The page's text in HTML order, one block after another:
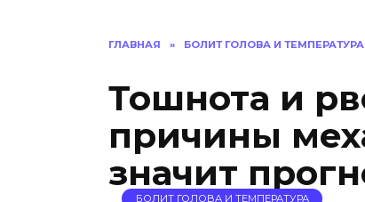
ГЛАВНАЯ » БОЛИТ ГОЛОВА И ТЕМПЕРАТУРА
Тошнота и
причины
значит
БОЛИТ ГОЛОВА И ТЕМПЕРАТУРА